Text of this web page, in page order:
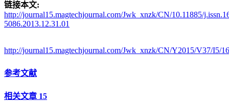
链接本文:
http://journal15.magtechjournal.com/Jwk_xnzk/CN/10.11885/
5086.2013.12.31.01
http://journal15.magtechjournal.com/Jwk_xnzk/CN/Y2015/V37/I5/
参考文献
相关文章 15